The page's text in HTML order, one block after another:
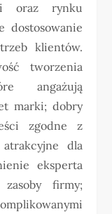
oraz rynku
dostosowanie
klientów.
tworzenia
angażują
marki; dobry
zgodne z
dla
eksperta
firmy;